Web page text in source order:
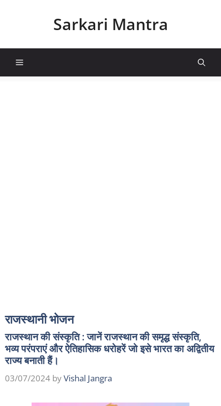
Sarkari Mantra
Menu
राजस्थानी भोजन
राजस्थान की संस्कृति : जानें राजस्थान की समृद्ध संस्कृति,
भव्य परंपराएं और ऐतिहासिक धरोहरें जो इसे भारत का अद्वितीय
राज्य बनाती हैं।
03/07/2024 byVishal Jangra